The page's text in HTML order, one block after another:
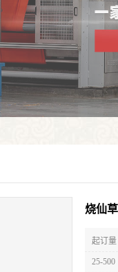
烧仙
起订
25-500